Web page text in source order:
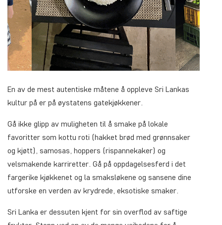
En av de mest autentiske måtene å oppleve Sri Lankas
kultur på er på øystatens gatekjøkkener.
Gå ikke glipp av muligheten til å smake på lokale
favoritter som kottu roti (hakket brød med grønnsaker
og kjøtt), samosas, hoppers (rispannekaker) og
velsmakende karriretter. Gå på oppdagelsesferd i det
fargerike kjøkkenet og la smaksløkene og sansene dine
utforske en verden av krydrede, eksotiske smaker.
Sri Lanka er dessuten kjent for sin overflod av saftige